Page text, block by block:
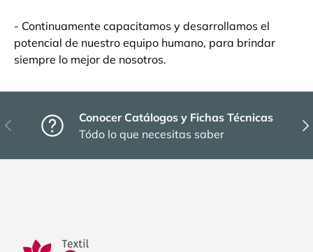
- Continuamente capacitamos y desarrollamos el
potencial de nuestro equipo humano, para brindar
siempre lo mejor de nosotros.
Anterior
Conocer Catálogos y Fichas Técnicas
Tódo lo que necesitas saber